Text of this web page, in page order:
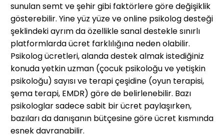
sunulan semt ve şehir gibi faktörlere göre değişiklik
gösterebilir. Yine yüz yüze ve online psikolog desteği
şeklindeki ayrım da özellikle sanal destekle sınırlı
platformlarda ücret farklılığına neden olabilir.
Psikolog ücretleri, alanda destek almak istediğiniz
konuda yetkin uzman (çocuk psikoloğu ve yetişkin
psikoloğu) sayısı ve terapi çeşidine (oyun terapisi,
şema terapi, EMDR) göre de belirlenebilir. Bazı
psikologlar sadece sabit bir ücret paylaşırken,
bazıları da danışanın bütçesine göre ücret kısmında
esnek davranabilir.